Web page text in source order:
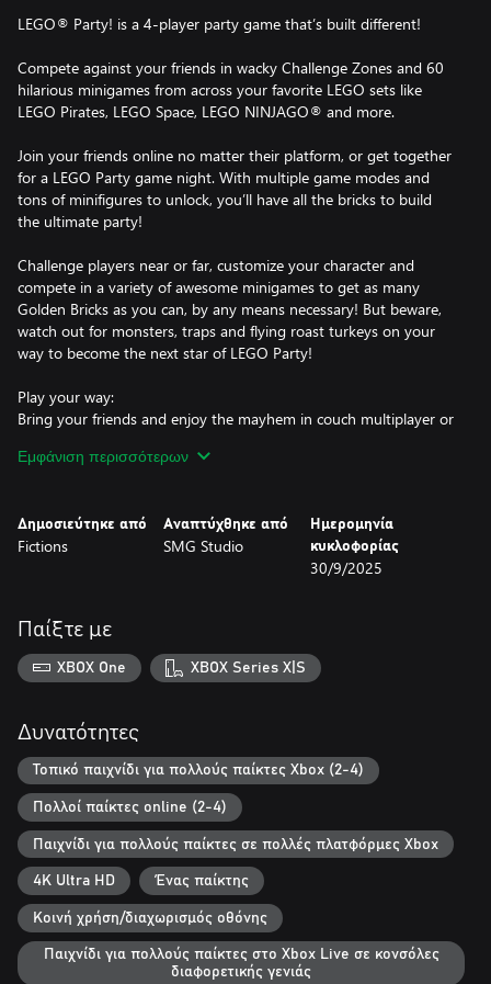
LEGO® Party! is a 4-player party game that’s built different!
Compete against your friends in wacky Challenge Zones and 60
hilarious minigames from across your favorite LEGO sets like
LEGO Pirates, LEGO Space, LEGO NINJAGO® and more.
Join your friends online no matter their platform, or get together
for a LEGO Party game night. With multiple game modes and
tons of minifigures to unlock, you’ll have all the bricks to build
the ultimate party!
Challenge players near or far, customize your character and
compete in a variety of awesome minigames to get as many
Golden Bricks as you can, by any means necessary! But beware,
watch out for monsters, traps and flying roast turkeys on your
way to become the next star of LEGO Party!
Play your way:
Bring your friends and enjoy the mayhem in couch multiplayer or
Whether it's competing for the perfect score in Rocketball,
Go for the gold:
In LEGO Party! you have one goal: to become the player with the
set up traps to sabotage your opponents across a range of
customizable LEGO themed Challenge Zones.
Everything is awesome:
variety of crazy minigames. Race to make dinner for aliens, run
through collapsing tombs and skid round the track in rally races
and so much more across 60 different wildly fun minigames.
You do you:
With over 1 billion minifigure combinations from iconic LEGO
sets, you can go with a classic look or design your own unique
and outlandish minifigure. Show off your creation at the next
party!
Εμφάνιση περισσότερων
Δημοσιεύτηκε από
Fictions
Αναπτύχθηκε από
SMG Studio
Ημερομηνία
κυκλοφορίας
30/9/2025
Παίξτε με
XBOX One XBOX Series X|S
Δυνατότητες
Τοπικό παιχνίδι για πολλούς παίκτες Xbox (2-4)
Πολλοί παίκτες online (2-4)
Παιχνίδι για πολλούς παίκτες σε πολλές πλατφόρμες Xbox
4K Ultra HD Ένας παίκτης
Κοινή χρήση/διαχωρισμός οθόνης
Παιχνίδι για πολλούς παίκτες στο Xbox Live σε κονσόλες
διαφορετικής γενιάς